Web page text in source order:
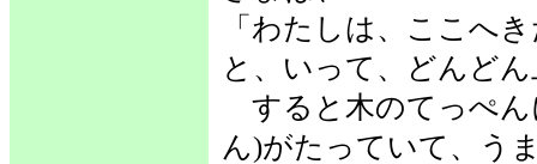
「わたしは、ここへ
と、いって、どんど
すると木のてっぺん
ん)がたっていて、う